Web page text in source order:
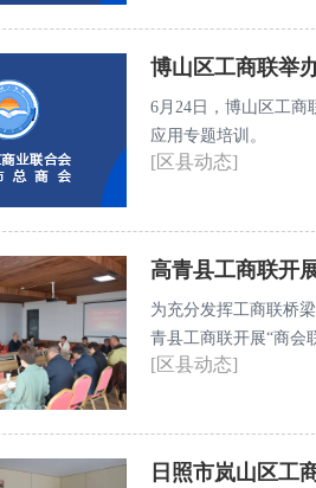
博山区工商联举
6月24日，博山区工
应用专题培训。
[区县动态]
高青县工商联开
为充分发挥工商联桥
青县工商联开展“商会
部长、统战部部长孙
[区县动态]
日照市岚山区工